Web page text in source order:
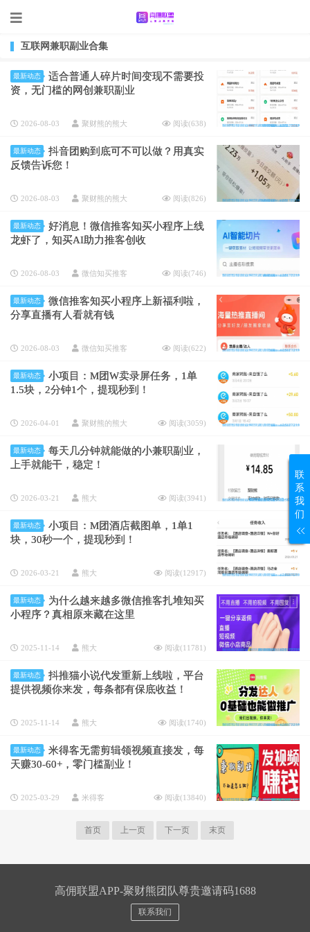
互联网兼职副业合集
最新动态
适合普通人碎片时间变现不需要投
资，无门槛的网创兼职副业
2026-08-03 聚财熊的熊大 阅读(638)
最新动态
抖音团购到底可不可以做？用真实
反馈告诉您！
2026-08-03 聚财熊的熊大 阅读(826)
最新动态
好消息！微信推客知买小程序上线
龙虾了，知买AI助力推客创收
2026-08-03 微信知买推客 阅读(746)
最新动态
微信推客知买小程序上新福利啦，
分享直播有人看就有钱
2026-08-03 微信知买推客 阅读(622)
最新动态
小项目：M团W卖录屏任务，1单
1.5块，2分钟1个，提现秒到！
2026-04-01 聚财熊的熊大 阅读(3059)
最新动态
每天几分钟就能做的小兼职副业，
上手就能干，稳定！
2026-03-21 熊大 阅读(3941 )
最新动态
小项目：M团酒店截图单，1单1
块，30秒一个，提现秒到！
2026-03-21 熊大 阅读(12917)
最新动态
为什么越来越多微信推客扎堆知买
小程序？真相原来藏在这里
2025-11-14 熊大 阅读(11781 )
最新动态
抖推猫小说代发重新上线啦，平台
提供视频你来发，每条都有保底收益！
2025-11-14 熊大 阅读(1740)
最新动态
米得客无需剪辑领视频直接发，每
天赚30-60+，零门槛副业！
2025-03-29 米得客 阅读(13840)
首页 上一页 下一页 末页
高佣联盟APP-聚财熊团队尊贵邀请码1688
联系我们
联
系
我
们